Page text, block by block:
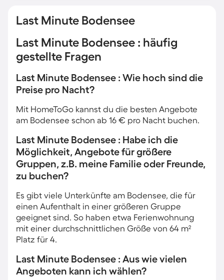
Last Minute Bodensee
Last Minute Bodensee : häufig
gestellte Fragen
Last Minute Bodensee : Wie hoch sind die
Preise pro Nacht?
Mit HomeToGo kannst du die besten Angebote
am Bodensee schon ab 16 € pro Nacht buchen.
Last Minute Bodensee : Habe ich die
Möglichkeit, Angebote für größere
Gruppen, z.B. meine Familie oder Freunde,
zu buchen?
Es gibt viele Unterkünfte am Bodensee, die für
einen Aufenthalt in einer größeren Gruppe
geeignet sind. So haben etwa Ferienwohnung
mit einer durchschnittlichen Größe von 64 m²
Platz für 4.
Last Minute Bodensee : Aus wie vielen
Angeboten kann ich wählen?